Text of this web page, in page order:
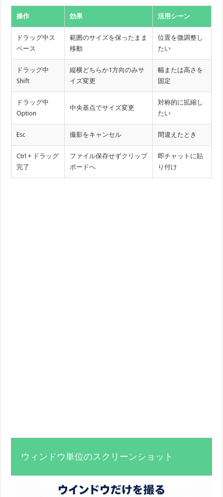
操作 効果 活用シーン
ドラッグ中ス
ペース
範囲のサイズを保ったまま
移動
位置を微調整し
たい
ドラッグ中
Shift
縦横どちらか1方向のみサ
イズ変更
幅または高さを
固定
ドラッグ中
Option
中央基点でサイズ変更
対称的に拡縮し
たい
Esc 撮影をキャンセル 間違えたとき
Ctrl + ドラッグ
完了
ファイル保存せずクリップ
ボードへ
即チャットに貼
り付け
ウィンドウ単位のスクリーンショット